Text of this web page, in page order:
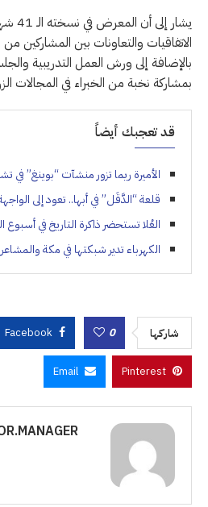
يشار
الاتفاقيات والتعاونات بين المشاركين
بالإضافة إلى ورش العمل التدريبية
بمشاركة نخبة من الخبراء في المجالات
قد تعجبك أيضاً
الأميرة ريما تزور منشآت “بوينغ” في
قلعة “الدَّقَل” في أبها.. تعود إلى
العُلا تستحضر ذاكرة التاريخ في أسبوع
الكهرباء تدير شبكتها في مكة
شاركها 0
Facebook
Pinterest
Email